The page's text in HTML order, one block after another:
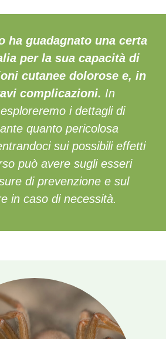
ha guadagnato una certa
per la sua capacità di
cutanee dolorose e, in
complicazioni. In
i dettagli di
quanto pericolosa
sui possibili effetti
può avere sugli esseri
di prevenzione e sul
in caso di necessità.